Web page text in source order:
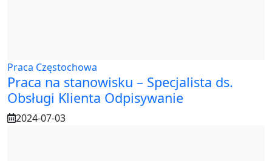
Praca Częstochowa
Praca na stanowisku – Specjalista ds.
Obsługi Klienta Odpisywanie
2024-07-03